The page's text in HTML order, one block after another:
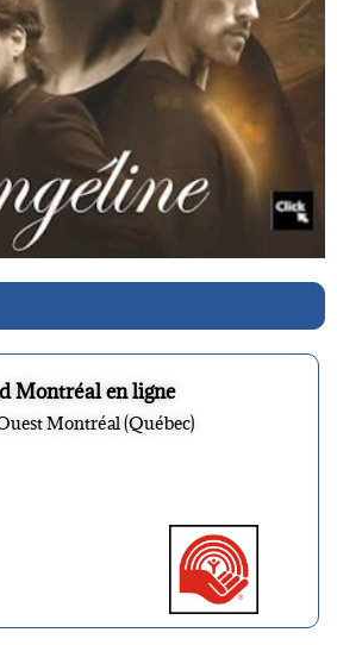
Montréal en ligne
Montréal (Québec)